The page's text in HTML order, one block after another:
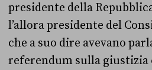
presidente della
l’allora presidente del
che a suo dire avevano
referendum sulla giustizia